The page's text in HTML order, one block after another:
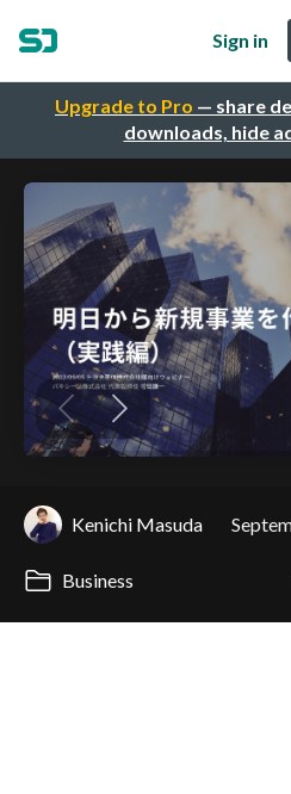
Upgrade to Pro — share
downloads, hide
Sign in
Kenichi Masuda
Business